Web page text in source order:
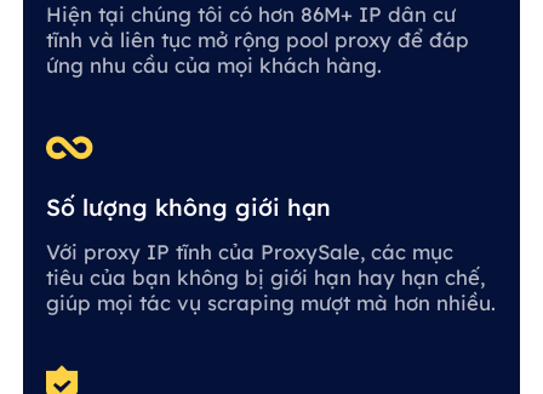
Hiện tại chúng tôi có hơn 86M+ IP dân cư
tĩnh và liên tục mở rộng pool proxy để đáp
ứng nhu cầu của mọi khách hàng.
Số lượng không giới hạn
Với proxy IP tĩnh của ProxySale, các mục
tiêu của bạn không bị giới hạn hay hạn chế,
giúp mọi tác vụ scraping mượt mà hơn nhiều.